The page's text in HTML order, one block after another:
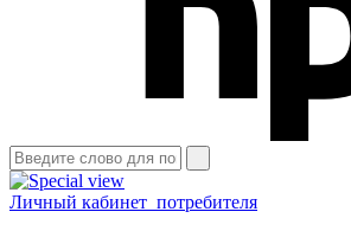
Личный кабинет потребителя